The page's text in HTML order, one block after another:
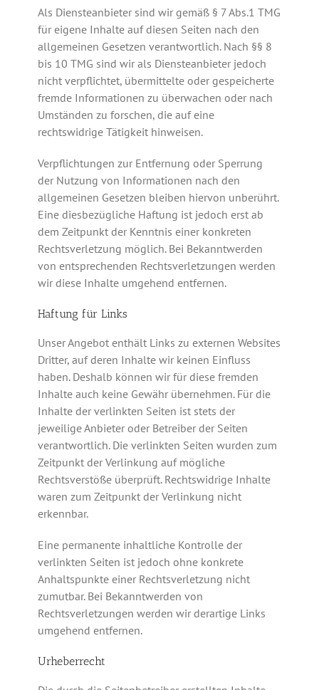
Als Diensteanbieter sind wir gemäß § 7 Abs.1 TMG
für eigene Inhalte auf diesen Seiten nach den
allgemeinen Gesetzen verantwortlich. Nach §§ 8
bis 10 TMG sind wir als Diensteanbieter jedoch
nicht verpflichtet, übermittelte oder gespeicherte
fremde Informationen zu überwachen oder nach
Umständen zu forschen, die auf eine
rechtswidrige Tätigkeit hinweisen.
Verpflichtungen zur Entfernung oder Sperrung
der Nutzung von Informationen nach den
allgemeinen Gesetzen bleiben hiervon unberührt.
Eine diesbezügliche Haftung ist jedoch erst ab
dem Zeitpunkt der Kenntnis einer konkreten
Rechtsverletzung möglich. Bei Bekanntwerden
von entsprechenden Rechtsverletzungen werden
wir diese Inhalte umgehend entfernen.
Haftung für Links
Unser Angebot enthält Links zu externen Websites
Dritter, auf deren Inhalte wir keinen Einfluss
haben. Deshalb können wir für diese fremden
Inhalte auch keine Gewähr übernehmen. Für die
Inhalte der verlinkten Seiten ist stets der
jeweilige Anbieter oder Betreiber der Seiten
verantwortlich. Die verlinkten Seiten wurden zum
Zeitpunkt der Verlinkung auf mögliche
Rechtsverstöße überprüft. Rechtswidrige Inhalte
waren zum Zeitpunkt der Verlinkung nicht
erkennbar.
Eine permanente inhaltliche Kontrolle der
verlinkten Seiten ist jedoch ohne konkrete
Anhaltspunkte einer Rechtsverletzung nicht
zumutbar. Bei Bekanntwerden von
Rechtsverletzungen werden wir derartige Links
umgehend entfernen.
Urheberrecht